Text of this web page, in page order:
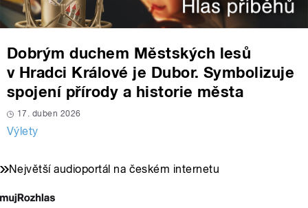
Dobrým duchem Městských lesů
v Hradci Králové je Dubor. Symbolizuje
spojení přírody a historie města
17. duben 2026
Výlety
Největší audioportál na českém internetu